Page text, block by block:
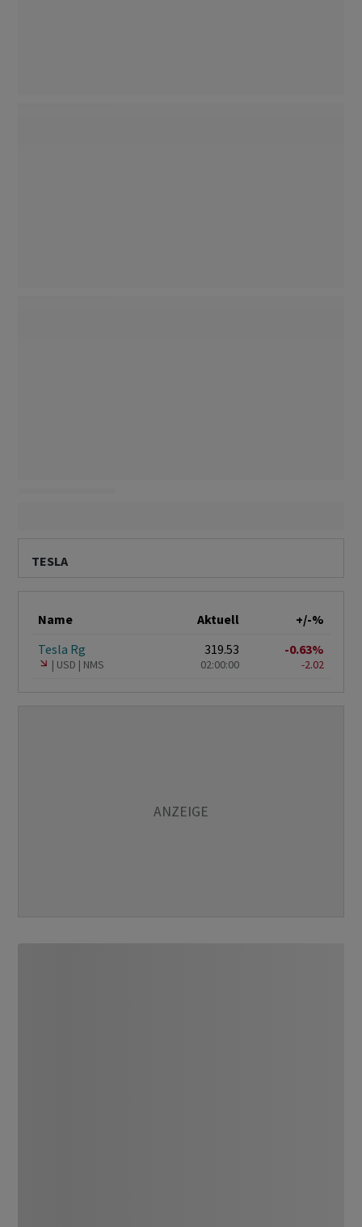
TESLA
Name Aktuell
+/-%
Tesla Rg
USD NMS
319.53
02:00:00
-0.63%
-2.02